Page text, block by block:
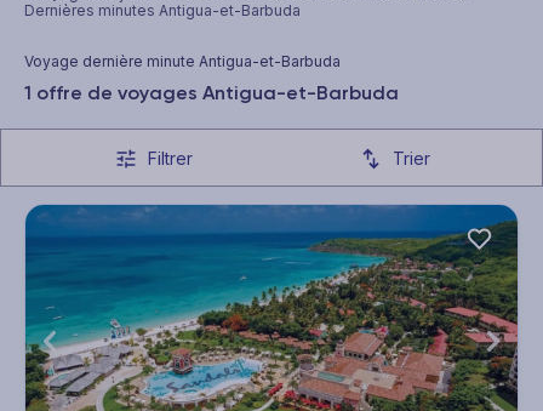
Dernières minutes Antigua-et-Barbuda
Voyage dernière minute Antigua-et-Barbuda
1 offre de voyages Antigua-et-Barbuda
Filtrer Trier